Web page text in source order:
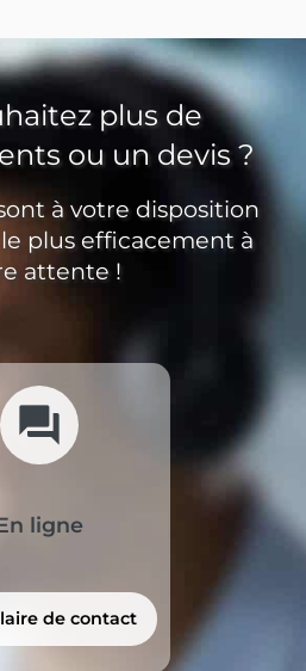
plus de
ou un devis ?
à votre disposition
plus efficacement à
attente !
forum
ligne
de contact